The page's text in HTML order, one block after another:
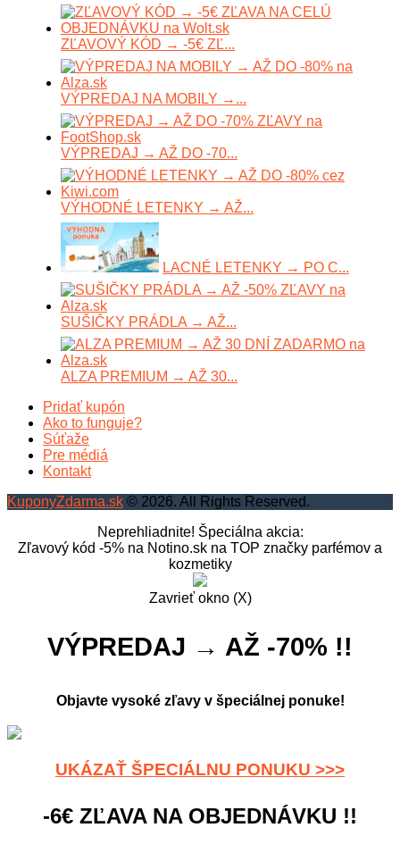
ZĽAVOVÝ KÓD → -5€ ZĽ...
VÝPREDAJ NA MOBILY →...
VÝPREDAJ → AŽ DO -70...
VÝHODNÉ LETENKY → AŽ...
LACNÉ LETENKY → PO C...
SUŠIČKY PRÁDLA → AŽ...
ALZA PREMIUM → AŽ 30...
Pridať kupón
Ako to funguje?
Súťaže
Pre médiá
Kontakt
KuponyZdarma.sk © 2026. All Rights Reserved.
Neprehliadnite! Špeciálna akcia:
Zľavový kód -5% na Notino.sk na TOP značky parfémov a
kozmetiky
Zavrieť okno (X)
VÝPREDAJ → AŽ -70% !!
Objavte vysoké zľavy v špeciálnej ponuke!
UKÁZAŤ ŠPECIÁLNU PONUKU >>>
-6€ ZĽAVA NA OBJEDNÁVKU !!